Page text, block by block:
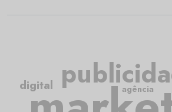
agência
digital